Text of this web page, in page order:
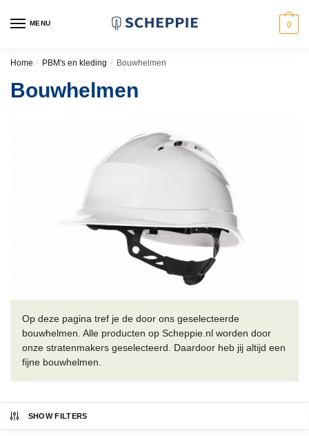
MENU 0
Home / PBM's en kleding / Bouwhelmen
Bouwhelmen
Op deze pagina tref je de door ons geselecteerde
bouwhelmen. Alle producten op Scheppie.nl worden door
onze stratenmakers geselecteerd. Daardoor heb jij altijd een
fijne bouwhelmen.
SHOW FILTERS